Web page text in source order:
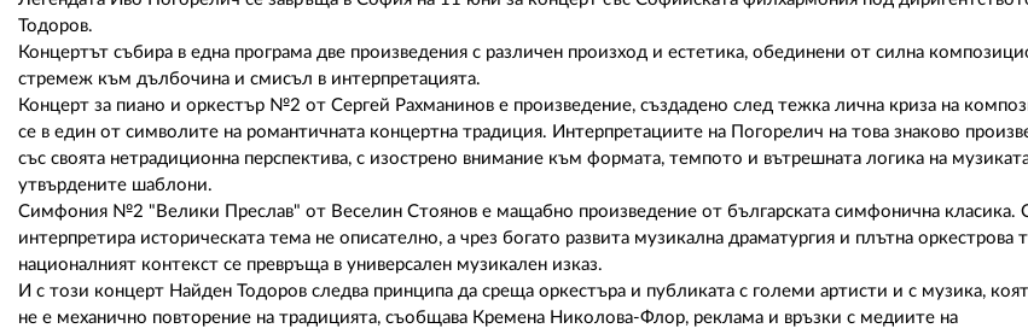
Тодоров.
Концертът събира в една програма две произведения с различен произход и естетика, обединени от силна
стремеж към дълбочина и смисъл в интерпретацията.
Концерт за пиано и оркестър №2 от Сергей Рахманинов е произведение, създадено след тежка лична криза на
се в един от символите на романтичната концертна традиция. Интерпретациите на Погорелич на това знаково
със своята нетрадиционна перспектива, с изострено внимание към формата, темпото и вътрешната логика на
утвърдените шаблони.
Симфония №2 "Велики Преслав" от Веселин Стоянов е мащабно произведение от българската симфонична класика.
интерпретира историческата тема не описателно, а чрез богато развита музикална драматургия и плътна оркестрова
националният контекст се превръща в универсален музикален изказ.
И с този концерт Найден Тодоров следва принципа да среща оркестъра и публиката с големи артисти и с музика,
не е механично повторение на традицията, съобщава Кремена Николова-Флор, реклама и връзки с медиите на